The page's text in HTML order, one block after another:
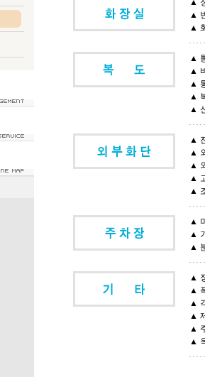
▲
▲
▲
▲
▲
▲
▲
▲
▲
▲
▲
▲
▲
▲
▲
▲
▲
▲
▲
▲
▲
▲